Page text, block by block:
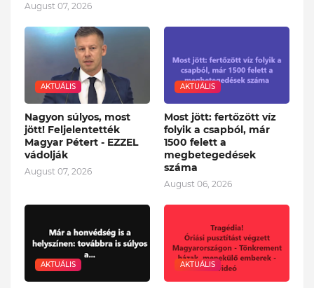
August 07, 2026
AKTUÁLIS
Nagyon súlyos, most
jött! Feljelentették
Magyar Pétert - EZZEL
vádolják
August 07, 2026
AKTUÁLIS
Most jött: fertőzött víz
folyik a csapból, már
1500 felett a
megbetegedések
száma
August 06, 2026
AKTUÁLIS AKTUÁLIS